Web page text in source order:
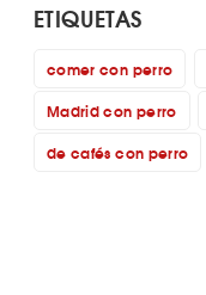
ETIQUETAS
comer con perro
Madrid con perro
de cafés con perro